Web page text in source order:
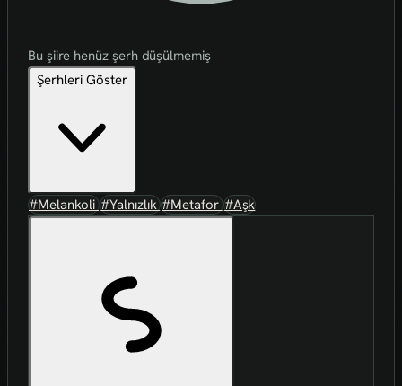
Bu şiire henüz şerh düşülmemiş
Şerhleri Göster
#Melankoli#Yalnızlık#Metafor#Aşk